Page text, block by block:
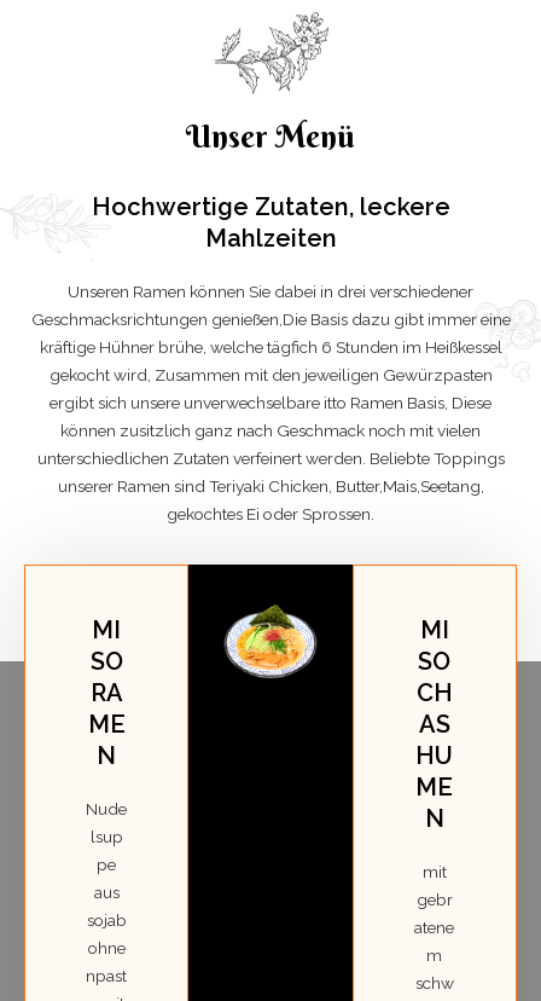
Unser Menü
Hochwertige Zutaten, leckere
Mahlzeiten
Unseren Ramen können Sie dabei in drei verschiedener
Geschmacksrichtungen genießen,Die Basis dazu gibt immer eine
kräftige Hühner brühe, welche tägfich 6 Stunden im Heißkessel
gekocht wird, Zusammen mit den jeweiligen Gewürzpasten
ergibt sich unsere unverwechselbare itto Ramen Basis, Diese
können zusitzlich ganz nach Geschmack noch mit vielen
unterschiedlichen Zutaten verfeinert werden. Beliebte Toppings
unserer Ramen sind Teriyaki Chicken, Butter,Mais,Seetang,
gekochtes Ei oder Sprossen.
MI
SO
RA
ME
N
Nude
lsup
pe
aus
sojab
ohne
npast
MI
SO
CH
AS
HU
ME
N
mit
gebr
atene
m
schw